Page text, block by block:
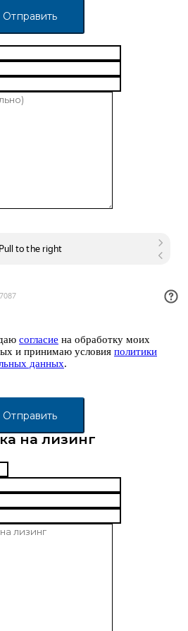
согласие на обработку моих
и принимаю условия политики
данных.
на лизинг